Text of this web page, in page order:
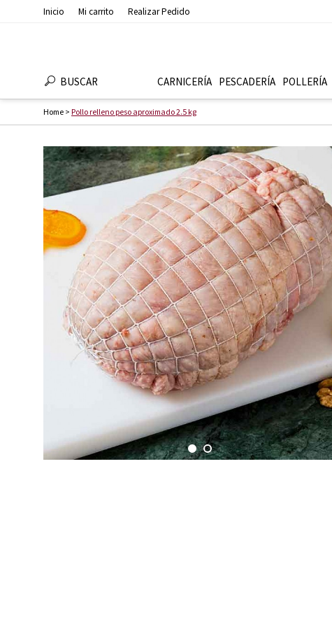
Inicio Mi carrito Realizar Pedido
BUSCAR CARNICERÍA PESCADERÍ­A POLLERÍA
Home > Pollo relleno peso aproximado 2.5 kg